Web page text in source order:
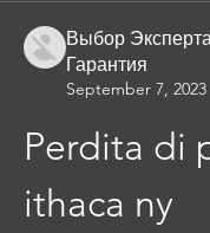
Выбор
Гарантия
September 7, 2023
Perdita di
ithaca ny